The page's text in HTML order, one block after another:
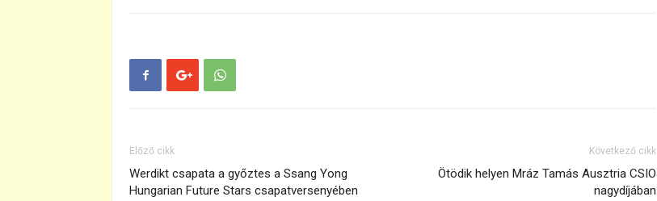
Előző cikk
Werdikt csapata a győztes a Ssang Yong
Hungarian Future Stars csapatversenyében
Következő cikk
Ötödik helyen Mráz Tamás Ausztria CSIO
nagydíjában